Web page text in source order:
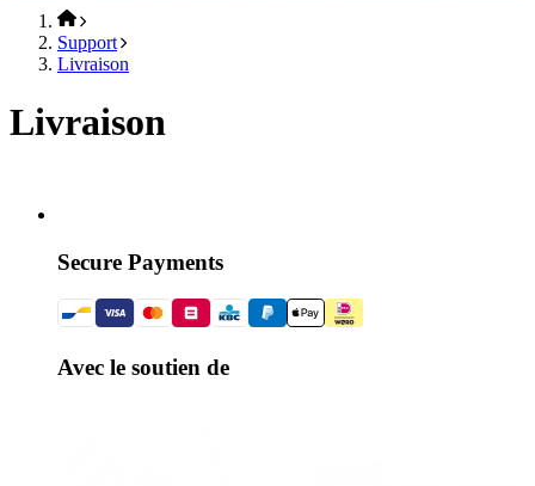
Support
Livraison
Livraison
Secure Payments
Avec le soutien de